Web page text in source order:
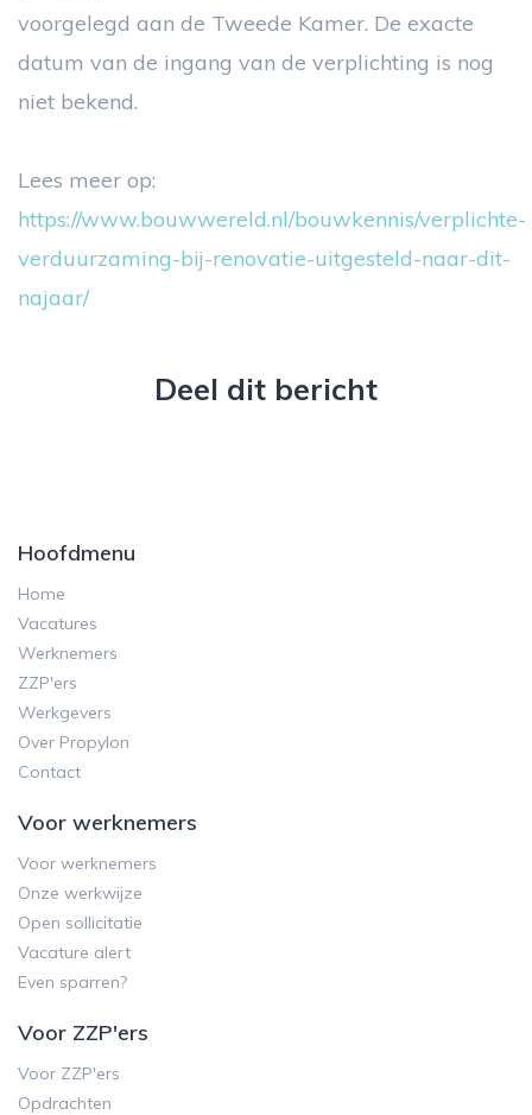
voorgelegd aan de Tweede Kamer. De exacte
datum van de ingang van de verplichting is nog
niet bekend.
Lees meer op:
https://www.bouwwereld.nl/bouwkennis/verplichte-
verduurzaming-bij-renovatie-uitgesteld-naar-dit-
najaar/
Deel dit bericht
Hoofdmenu
Home
Vacatures
Werknemers
ZZP'ers
Werkgevers
Over Propylon
Contact
Voor werknemers
Voor werknemers
Onze werkwijze
Open sollicitatie
Vacature alert
Even sparren?
Voor ZZP'ers
Voor ZZP'ers
Opdrachten